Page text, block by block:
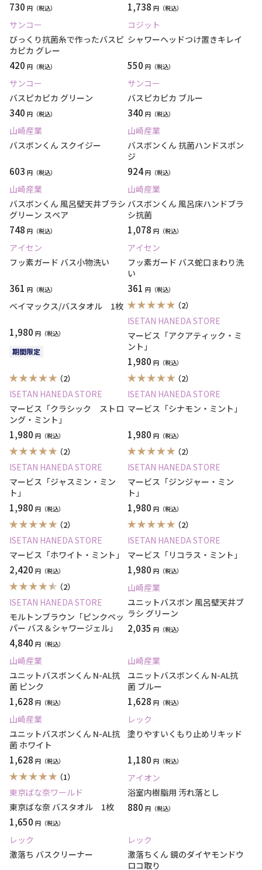
730 円 1,738 円
サンコー
びっくり抗菌糸で作ったバスピ
カピカ グレー
420 円
コジット
シャワーヘッドつけ置きキレイ
550 円
サンコー
バスピカピカ グリーン
340 円
サンコー
バスピカピカ ブルー
340 円
山崎産業
バスボンくん スクイジー
603 円
山崎産業
バスボンくん 抗菌ハンドスポン
ジ
924円
山崎産業
バスボンくん 風呂壁天井ブラシ
グリーン スペア
748 円
山崎産業
バスボンくん 風呂床ハンドブラ
シ抗菌
1,078 円
アイセン
フッ素ガード バス小物洗い
361 円
アイセン
フッ素ガード バス蛇口まわり洗
い
361 円
期間限定
ベイマックス/バスタオル 1枚
1,980 円
（2）
ISETAN HANEDA STORE
マービス「アクアティック・ミ
ント」
1,980 円
（2）
ISETAN HANEDA STORE
マービス「クラシック ストロ
ング・ミント」
1,980 円
（2）
ISETAN HANEDA STORE
マービス「シナモン・ミント」
1,980 円
（2）
ISETAN HANEDA STORE
マービス「ジャスミン・ミン
ト」
1,980 円
（2）
ISETAN HANEDA STORE
マービス「ジンジャー・ミン
ト」
1,980 円
（2）
ISETAN HANEDA STORE
マービス「ホワイト・ミント」
2,420 円
（2）
ISETAN HANEDA STORE
マービス「リコラス・ミント」
1,980 円
（2）
ISETAN HANEDA STORE
モルトンブラウン「ピンクペッ
パー バス＆シャワージェル」
4,840 円
山崎産業
ユニットバスボン 風呂壁天井ブ
ラシ グリーン
2,035 円
山崎産業
ユニットバスボンくん N-AL抗
菌 ピンク
1,628 円
山崎産業
ユニットバスボンくん N-AL抗
菌 ブルー
1,628 円
山崎産業
ユニットバスボンくん N-AL抗
菌 ホワイト
1,628 円
レック
塗りやすいくもり止めリキッド
1,180 円
（1）
東京ばな奈ワールド
東京ばな奈 バスタオル 1枚
1,650 円
アイオン
浴室内樹脂用 汚れ落とし
880 円
レック
激落ち バスクリーナー
レック
激落ちくん 鏡のダイヤモンドウ
ロコ取り